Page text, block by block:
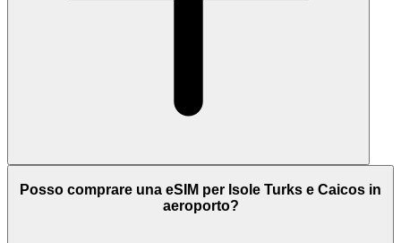
Posso comprare una eSIM per Isole Turks e Caicos in
aeroporto?